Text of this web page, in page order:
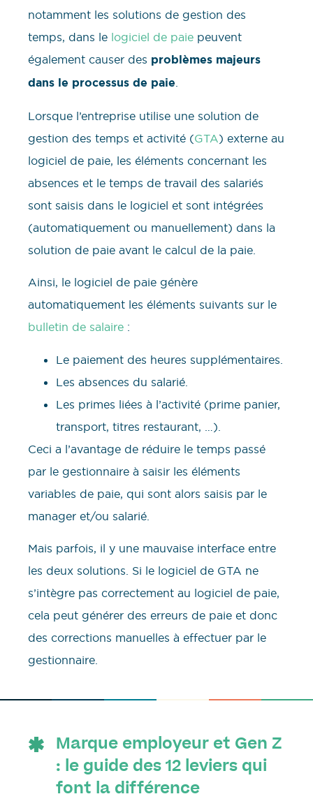
notamment les solutions de gestion des
temps, dans le logiciel de paie peuvent
également causer des problèmes majeurs
dans le processus de paie.
Lorsque l’entreprise utilise une solution de
gestion des temps et activité (GTA) externe au
logiciel de paie, les éléments concernant les
absences et le temps de travail des salariés
sont saisis dans le logiciel et sont intégrées
(automatiquement ou manuellement) dans la
solution de paie avant le calcul de la paie.
Ainsi, le logiciel de paie génère
automatiquement les éléments suivants sur le
bulletin de salaire :
Le paiement des heures supplémentaires.
Les absences du salarié.
Les primes liées à l’activité (prime panier,
transport, titres restaurant, …).
Ceci a l’avantage de réduire le temps passé
par le gestionnaire à saisir les éléments
variables de paie, qui sont alors saisis par le
manager et/ou salarié.
Mais parfois, il y une mauvaise interface entre
les deux solutions. Si le logiciel de GTA ne
s’intègre pas correctement au logiciel de paie,
cela peut générer des erreurs de paie et donc
des corrections manuelles à effectuer par le
gestionnaire.
Marque employeur et Gen Z
: le guide des 12 leviers qui
font la différence